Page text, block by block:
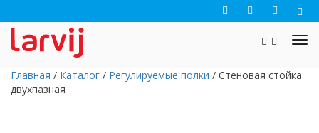
Главная / Каталог / Регулируемые полки / Стеновая стойка
двухпазная